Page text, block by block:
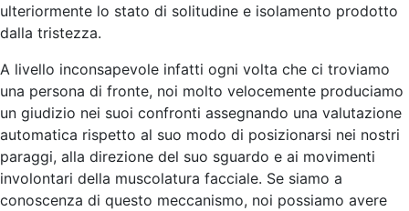
ulteriormente lo stato di solitudine e isolamento prodotto
dalla tristezza.
A livello inconsapevole infatti ogni volta che ci troviamo
una persona di fronte, noi molto velocemente produciamo
un giudizio nei suoi confronti assegnando una valutazione
automatica rispetto al suo modo di posizionarsi nei nostri
paraggi, alla direzione del suo sguardo e ai movimenti
involontari della muscolatura facciale. Se siamo a
conoscenza di questo meccanismo, noi possiamo avere